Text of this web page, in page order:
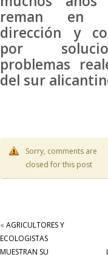
reman en
dirección y
por
problemas
del sur
Sorry, comments are
closed for this post
« AGRICULTORES Y
ECOLOGISTAS
MUESTRAN SU